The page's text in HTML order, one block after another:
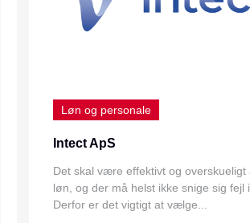
Løn og personale
Intect ApS
Det skal være effektivt og overskueligt
løn, og der må helst ikke snige sig fejl
Derfor er det vigtigt at vælge...